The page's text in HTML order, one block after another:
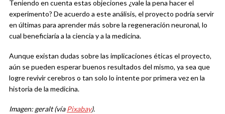
Teniendo en cuenta estas objeciones ¿vale la pena hacer el
experimento? De acuerdo a este análisis, el proyecto podría servir
en últimas para aprender más sobre la regeneración neuronal, lo
cual beneficiaría a la ciencia y a la medicina.
Aunque existan dudas sobre las implicaciones éticas el proyecto,
aún se pueden esperar buenos resultados del mismo, ya sea que
logre revivir cerebros o tan solo lo intente por primera vez en la
historia de la medicina.
Imagen: geralt (víaPixabay).